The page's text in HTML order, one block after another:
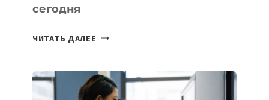
сегодня
ЧИТАТЬ ДАЛЕЕ ИИ-
БИЗНЕСА:
КАКИЕ